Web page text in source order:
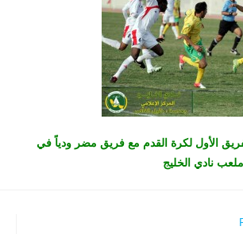
الأول لكرة القدم مع فريق مضر ودياً في
نادي الخليج